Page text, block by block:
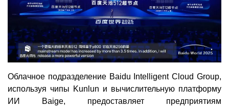
Облачное подразделение Baidu Intelligent Cloud Group,
используя чипы Kunlun и вычислительную платформу
ИИ Baige, предоставляет предприятиям